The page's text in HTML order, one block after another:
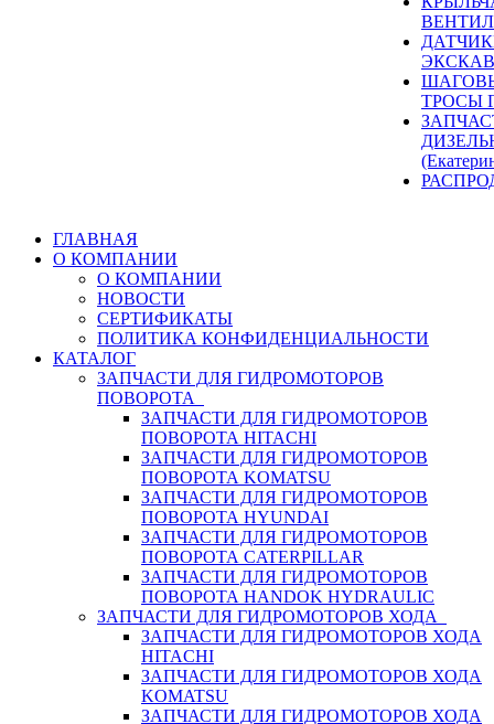
ТРОСЫ
ГЛАВНАЯ
О КОМПАНИИ
О КОМПАНИИ
НОВОСТИ
СЕРТИФИКАТЫ
ПОЛИТИКА КОНФИДЕНЦИАЛЬНОСТИ
КАТАЛОГ
ЗАПЧАСТИ ДЛЯ ГИДРОМОТОРОВ
ПОВОРОТА
ЗАПЧАСТИ ДЛЯ ГИДРОМОТОРОВ
ПОВОРОТА HITACHI
ЗАПЧАСТИ ДЛЯ ГИДРОМОТОРОВ
ПОВОРОТА KOMATSU
ЗАПЧАСТИ ДЛЯ ГИДРОМОТОРОВ
ПОВОРОТА HYUNDAI
ЗАПЧАСТИ ДЛЯ ГИДРОМОТОРОВ
ПОВОРОТА CATERPILLAR
ЗАПЧАСТИ ДЛЯ ГИДРОМОТОРОВ
ПОВОРОТА HANDOK HYDRAULIC
ЗАПЧАСТИ ДЛЯ ГИДРОМОТОРОВ ХОДА
ЗАПЧАСТИ ДЛЯ ГИДРОМОТОРОВ ХОДА
HITACHI
ЗАПЧАСТИ ДЛЯ ГИДРОМОТОРОВ ХОДА
KOMATSU
ЗАПЧАСТИ ДЛЯ ГИДРОМОТОРОВ ХОДА